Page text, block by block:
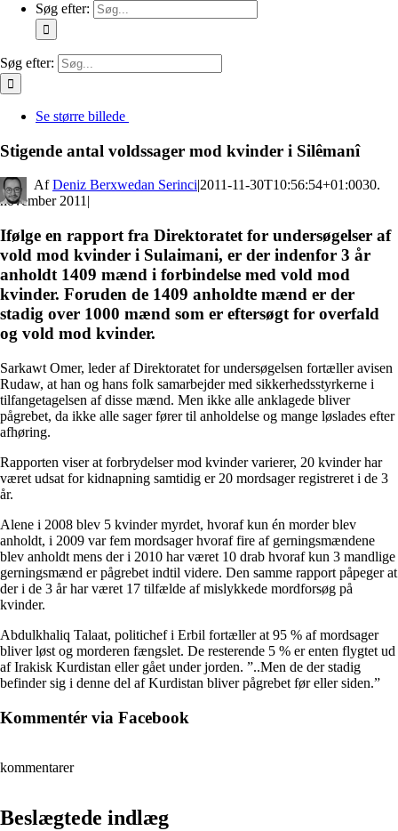
Søg efter:
Søg efter:
Se større billede
Stigende antal voldssager mod kvinder i Silêmanî
By Deniz Berxwedan Serinci|2011-11-30T10:56:54+01:0030.
november 2011|
Ifølge en rapport fra Direktoratet for undersøgelser af
vold mod kvinder i Sulaimani, er der indenfor 3 år
anholdt 1409 mænd i forbindelse med vold mod
kvinder. Foruden de 1409 anholdte mænd er der
stadig over 1000 mænd som er eftersøgt for overfald
og vold mod kvinder.
Sarkawt Omer, leder af Direktoratet for undersøgelsen fortæller avisen
Rudaw, at han og hans folk samarbejder med sikkerhedsstyrkerne i
tilfangetagelsen af disse mænd. Men ikke alle anklagede bliver
pågrebet, da ikke alle sager fører til anholdelse og mange løslades efter
afhøring.
Rapporten viser at forbrydelser mod kvinder varierer, 20 kvinder har
været udsat for kidnapning samtidig er 20 mordsager registreret i de 3
år.
Alene i 2008 blev 5 kvinder myrdet, hvoraf kun én morder blev
anholdt, i 2009 var fem mordsager hvoraf fire af gerningsmændene
blev anholdt mens der i 2010 har været 10 drab hvoraf kun 3 mandlige
gerningsmænd er pågrebet indtil videre. Den samme rapport påpeger at
der i de 3 år har været 17 tilfælde af mislykkede mordforsøg på
kvinder.
Abdulkhaliq Talaat, politichef i Erbil fortæller at 95 % af mordsager
bliver løst og morderen fængslet. De resterende 5 % er enten flygtet ud
af Irakisk Kurdistan eller gået under jorden. ”..Men de der stadig
befinder sig i denne del af Kurdistan bliver pågrebet før eller siden.”
Kommentér via Facebook
kommentarer
Beslægtede indlæg